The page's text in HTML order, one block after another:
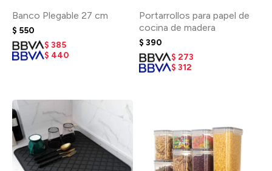
Banco Plegable 27 cm
$ 550
$ 385
$ 440
Portarrollos para papel de
cocina de madera
$ 390
$ 273
$ 312